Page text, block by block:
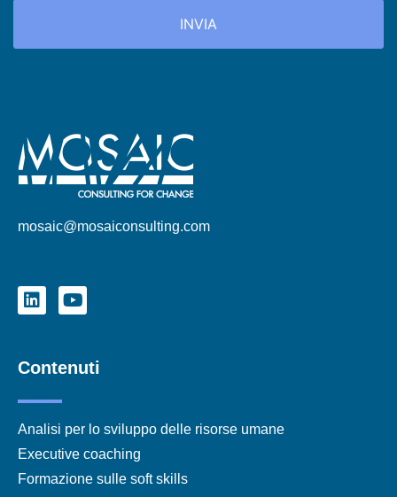
mosaic@mosaiconsulting.com
Contenuti
Analisi per lo sviluppo delle risorse umane
Executive coaching
Formazione sulle soft skills